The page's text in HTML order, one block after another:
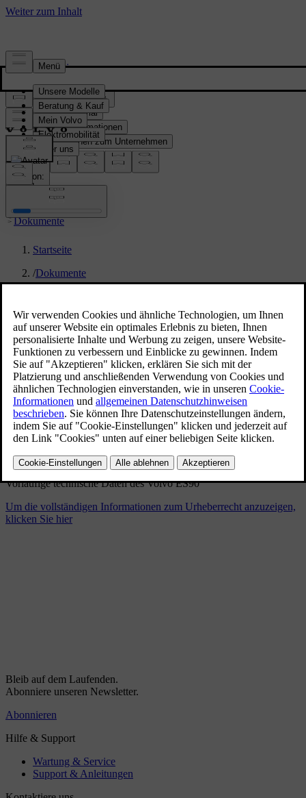
Presse & Medien
Pressematerial
Produktinformationen
Informationen zum Unternehmen
Medienkontakte
location:
CH
Dokumente
Startseite
/Dokumente
Volvo ES90 - technische Daten
MY 2026 (Englisch)
1/9/2026
Lesezeichen
Teilen
Herunterladen
Vorläufige technische Daten des Volvo ES90
Um die vollständigen Informationen zum Urheberrecht anzuzeigen,
klicken Sie hier